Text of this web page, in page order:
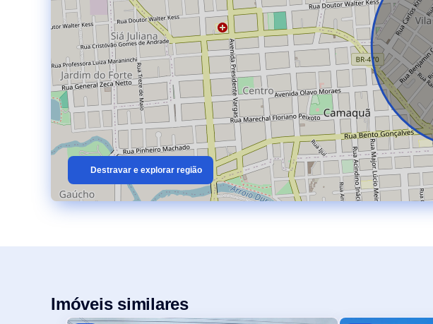
Destravar e explorar região
Imóveis similares